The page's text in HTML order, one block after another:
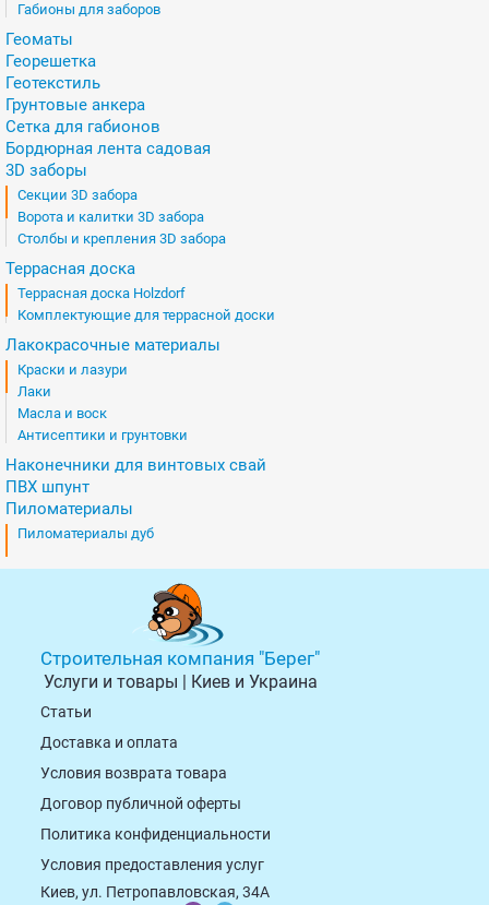
Габионы для заборов
Геоматы
Георешетка
Геотекстиль
Грунтовые анкера
Сетка для габионов
Бордюрная лента садовая
3D заборы
Секции 3D забора
Ворота и калитки 3D забора
Столбы и крепления 3D забора
Террасная доска
Террасная доска Holzdorf
Комплектующие для террасной доски
Лакокрасочные материалы
Краски и лазури
Лаки
Масла и воск
Антисептики и грунтовки
Наконечники для винтовых свай
ПВХ шпунт
Пиломатериалы
Пиломатериалы дуб
Строительная компания "Берег"
Услуги и товары | Киев и Украина
Статьи
Доставка и оплата
Условия возврата товарa
Договор публичной оферты
Политика конфиденциальности
Условия предоставления услуг
Киев, ул. Петропавловская, 34А